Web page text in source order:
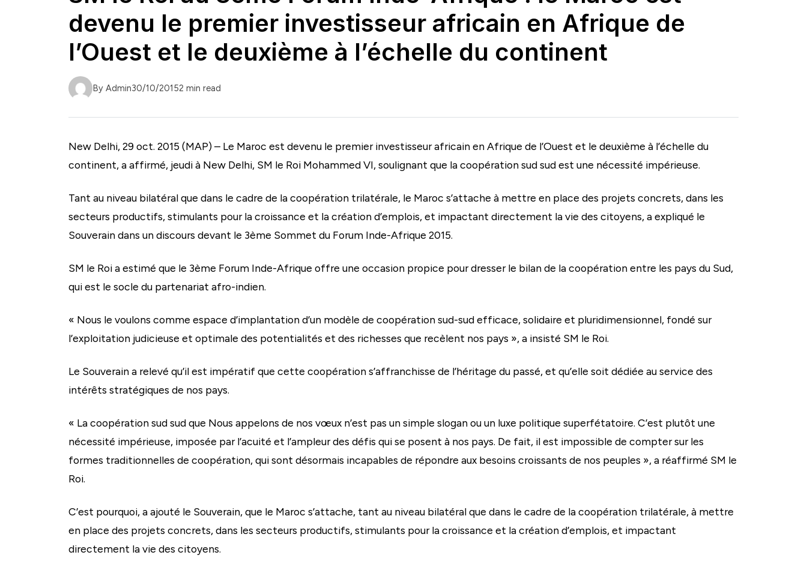
devenu le premier investisseur africain en Afrique de
l’Ouest et le deuxième à l’échelle du continent
By Admin30/10/20152 min read
New Delhi, 29 oct. 2015 (MAP) – Le Maroc est devenu le premier investisseur africain en Afrique de l’Ouest et le deuxième à l’échelle du
continent, a affirmé, jeudi à New Delhi, SM le Roi Mohammed VI, soulignant que la coopération sud sud est une nécessité impérieuse.
Tant au niveau bilatéral que dans le cadre de la coopération trilatérale, le Maroc s’attache à mettre en place des projets concrets, dans les
secteurs productifs, stimulants pour la croissance et la création d’emplois, et impactant directement la vie des citoyens, a expliqué le
Souverain dans un discours devant le 3ème Sommet du Forum Inde-Afrique 2015.
SM le Roi a estimé que le 3ème Forum Inde-Afrique offre une occasion propice pour dresser le bilan de la coopération entre les pays du Sud,
qui est le socle du partenariat afro-indien.
« Nous le voulons comme espace d’implantation d’un modèle de coopération sud-sud efficace, solidaire et pluridimensionnel, fondé sur
l’exploitation judicieuse et optimale des potentialités et des richesses que recèlent nos pays », a insisté SM le Roi.
Le Souverain a relevé qu’il est impératif que cette coopération s’affranchisse de l’héritage du passé, et qu’elle soit dédiée au service des
intérêts stratégiques de nos pays.
« La coopération sud sud que Nous appelons de nos vœux n’est pas un simple slogan ou un luxe politique superfétatoire. C’est plutôt une
nécessité impérieuse, imposée par l’acuité et l’ampleur des défis qui se posent à nos pays. De fait, il est impossible de compter sur les
formes traditionnelles de coopération, qui sont désormais incapables de répondre aux besoins croissants de nos peuples », a réaffirmé SM le
Roi.
C’est pourquoi, a ajouté le Souverain, que le Maroc s’attache, tant au niveau bilatéral que dans le cadre de la coopération trilatérale, à mettre
en place des projets concrets, dans les secteurs productifs, stimulants pour la croissance et la création d’emplois, et impactant
directement la vie des citoyens.